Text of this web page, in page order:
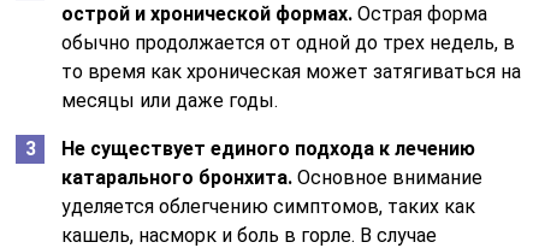
острой и хронической формах. Острая форма
обычно продолжается от одной до трех недель, в
то время как хроническая может затягиваться на
месяцы или даже годы.
Не существует единого подхода к лечению
катарального бронхита. Основное внимание
уделяется облегчению симптомов, таких как
кашель, насморк и боль в горле. В случае